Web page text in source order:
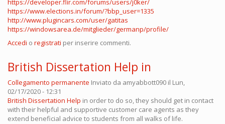
https://developer.flir.com/forums/users/j0ker/
https://www.elections.in/forum/?bbp_user=1335
http://www.plugincars.com/user/gatitas
https://windowsarea.de/mitglieder/germanp/profile/
Accedi o registrati per inserire commenti.
British Dissertation Help in
Collegamento permanente Inviato da amyabbott090 il Lun,
02/17/2020 - 12:31
British Dissertation Help in order to do so, they should get in contact
with their helpful and supportive customer care agents as they
extend beneficial advice to students from all walks of life.